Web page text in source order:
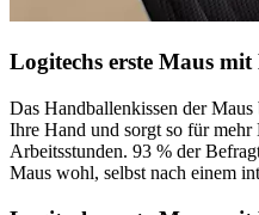
Logitechs erste Maus
Das Handballenkissen der
Ihre Hand und sorgt so für
Arbeitsstunden. 93 % der
Maus wohl, selbst nach einem